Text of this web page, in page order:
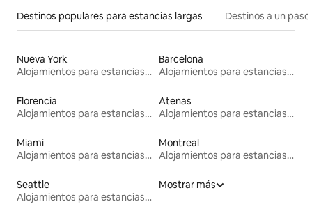
Destinos populares para estancias largas Destinos a un
Nueva York
Alojamientos para estancias largas
Barcelona
Alojamientos para estancias largas
Florencia
Alojamientos para estancias largas
Atenas
Alojamientos para estancias largas
Miami
Alojamientos para estancias largas
Montreal
Alojamientos para estancias largas
Seattle
Alojamientos para estancias largas
Mostrar más